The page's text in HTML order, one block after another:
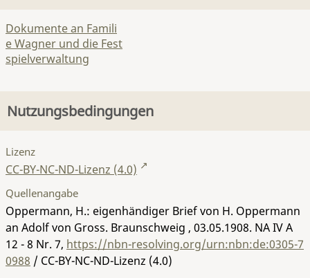
Dokumente an Famili
e Wagner und die Fest
spielverwaltung
Nutzungsbedingungen
Lizenz
CC-BY-NC-ND-Lizenz (4.0)
Quellenangabe
Oppermann, H.: eigenhändiger Brief von H. Oppermann
an Adolf von Gross. Braunschweig , 03.05.1908. NA IV A
12 - 8 Nr. 7, https://nbn-resolving.org/urn:nbn:de:0305-7
0988 / CC-BY-NC-ND-Lizenz (4.0)